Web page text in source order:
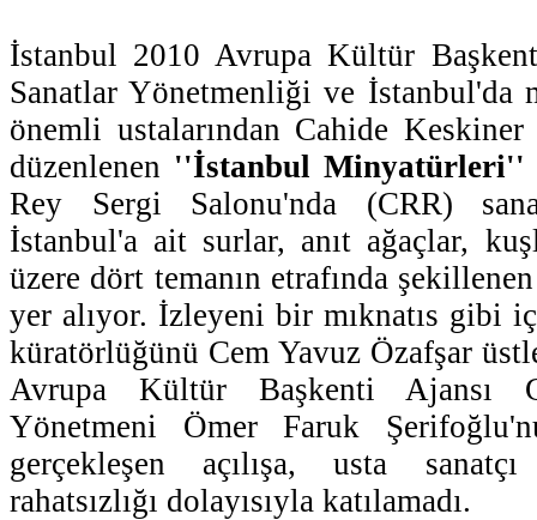
İstanbul 2010 Avrupa Kültür
Sanatlar Yönetmenliği ve İstanbul'da
önemli ustalarından Cahide
düzenlenen ''İstanbul Minyatürleri''
Rey Sergi Salonu'nda (CRR)
İstanbul'a ait surlar, anıt ağaçlar,
üzere dört temanın etrafında
yer alıyor. İzleyeni bir mıknatıs gibi
küratörlüğünü Cem Yavuz Özafşar
Avrupa Kültür Başkenti Ajansı
Yönetmeni Ömer Faruk
gerçekleşen açılışa, usta
rahatsızlığı dolayısıyla katılamadı.